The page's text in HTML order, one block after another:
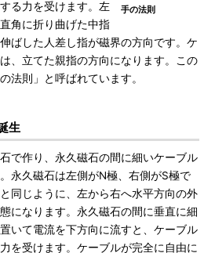
手の法則
る力を受けます。左
角に折り曲げた中指
ばした人差し指が磁界の方向です。ケ
、立てた親指の方向になります。この
法則」と呼ばれています。
生
で作り、永久磁石の間に細いケーブル
永久磁石は左側がN極、右側がS極で
同じように、左から右へ水平方向の外
になります。永久磁石の間に垂直に細
いて電流を下方向に流すと、ケーブル
を受けます。ケーブルが完全に自由に